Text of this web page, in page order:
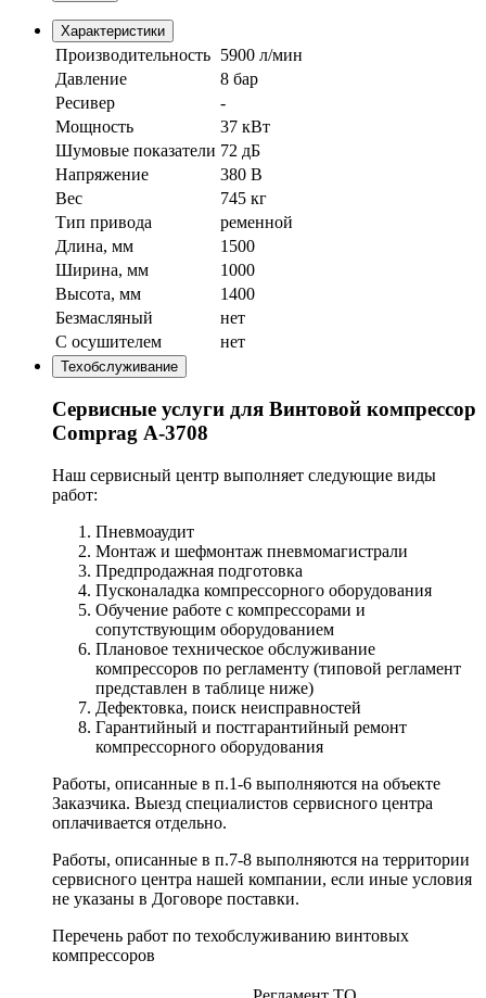
Характеристики
Производительность 5900 л/мин
Давление
8 бар
Ресивер
-
Мощность
37 кВт
Шумовые показатели 72 дБ
Напряжение
380 В
Вес
745 кг
Тип привода
ременной
Длина, мм
1500
Ширина, мм
1000
Высота, мм
1400
Безмасляный
нет
С осушителем
нет
Техобслуживание
Сервисные услуги для Винтовой компрессор
Comprag А-3708
Наш сервисный центр выполняет следующие виды
работ:
Пневмоаудит
Монтаж и шефмонтаж пневмомагистрали
Предпродажная подготовка
Пусконаладка компрессорного оборудования
Обучение работе с компрессорами и
сопутствующим оборудованием
Плановое техническое обслуживание
компрессоров по регламенту (типовой регламент
представлен в таблице ниже)
Дефектовка, поиск неисправностей
Гарантийный и постгарантийный ремонт
компрессорного оборудования
Работы, описанные в п.1-6 выполняются на объекте
Заказчика. Выезд специалистов сервисного центра
оплачивается отдельно.
Работы, описанные в п.7-8 выполняются на территории
сервисного центра нашей компании, если иные условия
не указаны в Договоре поставки.
Перечень работ по техобслуживанию винтовых
компрессоров